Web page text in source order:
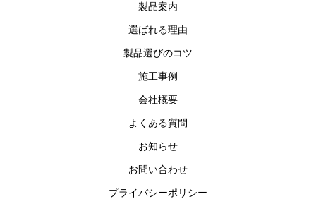
製品案内
選ばれる理由
製品選びのコツ
施工事例
会社概要
よくある質問
お知らせ
お問い合わせ
プライバシーポリシー